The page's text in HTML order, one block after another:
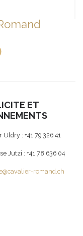
ET
: +41 79 326 41
Jutzi : +41 78 636 04
romand.ch